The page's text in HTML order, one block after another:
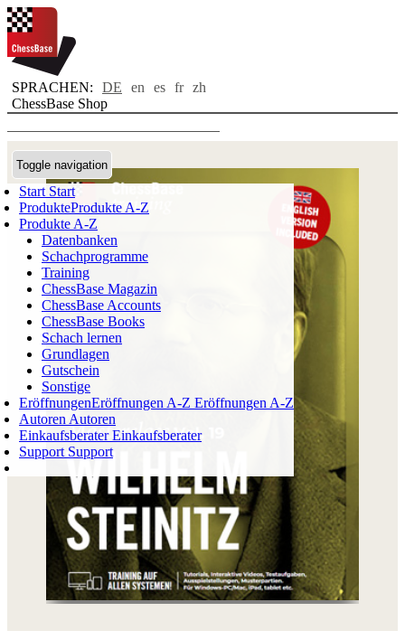
SPRACHEN: DE en es fr zh
ChessBase Shop
Toggle navigation
Start Start
ProdukteProdukte A-Z
Produkte A-Z
Datenbanken
Schachprogramme
Training
ChessBase Magazin
ChessBase Accounts
ChessBase Books
Schach lernen
Grundlagen
Gutschein
Sonstige
EröffnungenEröffnungen A-Z Eröffnungen A-Z
Autoren Autoren
EinkaufsberaterEinkaufsberater
Support Support
Login
WARENKORB
0ARTIKEL
0,00 €
✔